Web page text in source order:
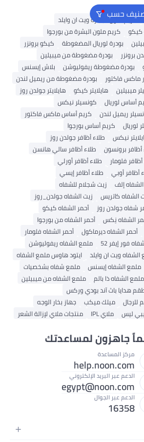
حسب
كريم ملون البشرة ويت ان وايلد
كيكو
كريم ملون البشرة من بورجوا
بودرة لوريال المضغوطة
كيكو برونزر
برونزر
بودرة مضغوطة من ميبيلين
بودرة مضغوطة ريفوليوشن
بلاش إيسنس
ماكس فاكتور
بودرة مضغوطة من ريميل لندن
ميبيلين هايلايتر كيكو
هايلايتر جولدن روز
أساس لوريال
كونسيلر نيكس
ريميل لندن
كريم أساس ماكس فاكتور
لوريال
كريم أساس بورجوا
نيكس
طلاء أظافر جولدن روز
أظافر برونسون
طلاء أظافر سالي هانسن
فلومار
طلاء أظافر أورلي
أظافر أوبي
طلاء أظافر إيسي
إلف
زيت شجلام للشفاه
الشفاه كاتريس
زيت الشفاه جولدن_روز
شفاه جولدن روز
أحمر الشفاه كيكو
الشفاه نِكس
أحمر الشفاه من بورجوا
أحمر الشفاه ديرماكول
أحمر الشفاه فلومار
فور إيفر 52
ملمع الشفاه ريفوليوشن
ويت ان وايلد
ايتود هاوس ملمع الشفاه
ملمع الشفاه إيسنس
ملمع شفاه بشخصيات
ملمع الشفاه ذا بالم
ملمع الشفاه من ميبيلين
هدايا باث آند بودي وركس
ميلك ميكب
جهاز بخار الوجه
ليس
ملاي IPL منتجات ملاي لإزالة الشعر
جاهزون لمساعدتك
مركز المساعدة
help.noon.com
الدعم عبر البريد الإلكتروني
egypt@noon.com
الدعم عبر الجوال
16358